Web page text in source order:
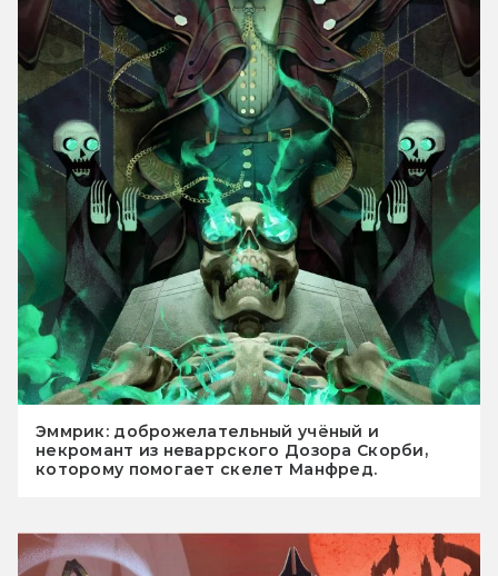
Эммрик: доброжелательный учёный и
некромант из неваррского Дозора Скорби,
которому помогает скелет Манфред.